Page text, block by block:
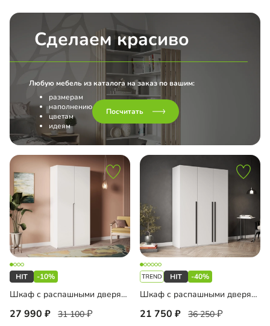
Сделаем красиво
Любую мебель из каталога на заказ по вашим:
размерам
наполнению
цветам
идеям
Посчитать
-10%
Шкаф с распашными дверями в спальню Ронкола-2
27 990 31 100
-40%
Шкаф с распашными дверями в спальню Лорэна-3
21 750 36 250